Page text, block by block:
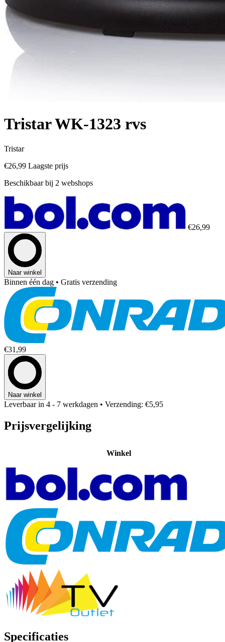
Tristar WK-1323 rvs
Tristar
€26,99 Laagste prijs
Beschikbaar bij 2 webshops
€26,99
Naar winkel
Binnen één dag • Gratis verzending
€31,99
Naar winkel
Leverbaar in 4 - 7 werkdagen • Verzending: €5,95
Prijsvergelijking
Winkel
Specificaties